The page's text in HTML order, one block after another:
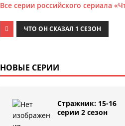
Все серии российского сериала
ЧТО ОН СКАЗАЛ 1 СЕЗОН
НОВЫЕ СЕРИИ
Стражник: 15-16
серии 2 сезон